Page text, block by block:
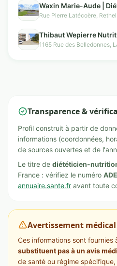
Waxin Marie-Aude |
Rue Pierre Latécoère,
Thibaut Wepierre
1165 Rue des Belledonnes,
Transparence &
Profil construit à partir de
informations (coordonnées,
de sources ouvertes et de
Le titre de diététicien-
France : vérifiez le numéro
annuaire.sante.fr avant toute
Avertissement médical
Ces informations sont
substituent pas à un avis
de santé ou régime